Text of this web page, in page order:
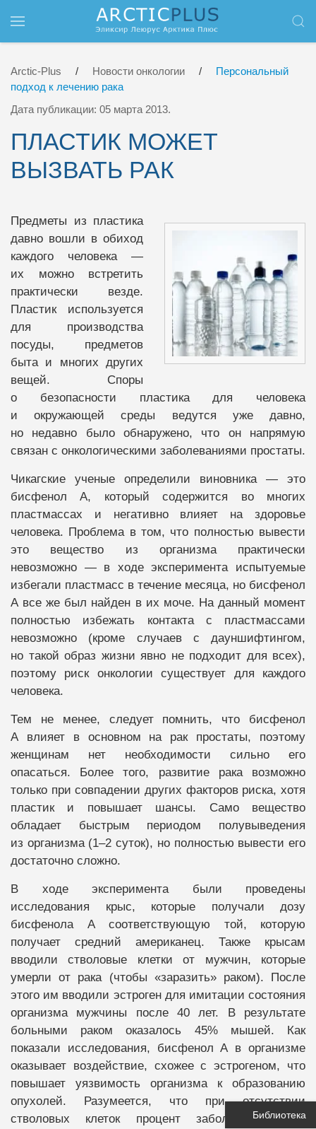
Перейти к содержимому
Arctic-Plus Новости онкологии
Персональный
подход к лечению рака
Дата публикации: 05 марта 2013.
ПЛАСТИК МОЖЕТ
ВЫЗВАТЬ РАК
Предметы из пластика
давно вошли в обиход
каждого человека —
их можно встретить
практически везде.
Пластик используется
для производства
посуды, предметов
быта и многих других
вещей. Споры
о безопасности пластика для человека
и окружающей среды ведутся уже давно,
но недавно было обнаружено, что он напрямую
связан с онкологическими заболеваниями простаты.
Чикагские ученые определили виновника — это
бисфенол А, который содержится во многих
пластмассах и негативно влияет на здоровье
человека. Проблема в том, что полностью вывести
это вещество из организма практически
невозможно — в ходе эксперимента испытуемые
избегали пластмасс в течение месяца, но бисфенол
А все же был найден в их моче. На данный момент
полностью избежать контакта с пластмассами
невозможно (кроме случаев с дауншифтингом,
но такой образ жизни явно не подходит для всех),
поэтому риск онкологии существует для каждого
человека.
Тем не менее, следует помнить, что бисфенол
А влияет в основном на рак простаты, поэтому
женщинам нет необходимости сильно его
опасаться. Более того, развитие рака возможно
только при совпадении других факторов риска, хотя
пластик и повышает шансы. Само вещество
обладает быстрым периодом полувыведения
из организма (1–2 суток), но полностью вывести его
достаточно сложно.
В ходе эксперимента были проведены
исследования крыс, которые получали дозу
бисфенола А соответствующую той, которую
получает средний американец. Также крысам
вводили стволовые клетки от мужчин, которые
умерли от рака (чтобы «заразить» раком). После
этого им вводили эстроген для имитации состояния
организма мужчины после 40 лет. В результате
больными раком оказалось 45% мышей. Как
показали исследования, бисфенол А в организме
оказывает воздействие, схожее с эстрогеном, что
повышает уязвимость организма к образованию
опухолей. Разумеется, что при отсутствии
стволовых клеток процент заболевания был
Библиотека